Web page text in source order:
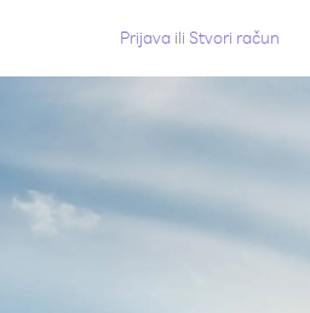
Prijava ili Stvori račun